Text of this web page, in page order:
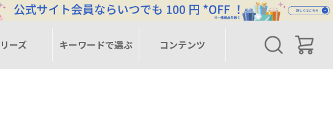
ーズ キーワードで選ぶ コンテンツ